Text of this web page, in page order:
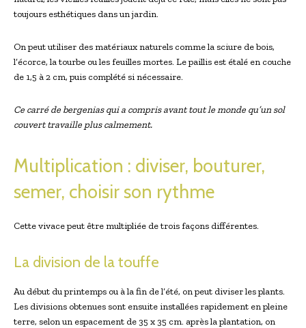
toujours esthétiques dans un jardin.
On peut utiliser des matériaux naturels comme la sciure de bois,
l’écorce, la tourbe ou les feuilles mortes. Le paillis est étalé en⁢ couche
de 1,5 à 2⁤ cm, puis complété si nécessaire.
Ce carré de bergenias qui a compris avant tout ⁣le​ monde qu’un sol
couvert travaille plus calmement.
Multiplication : diviser, bouturer,⁣
semer, choisir son rythme
Cette vivace peut être multipliée de trois façons différentes.
La‌ division de la touffe
Au début du printemps ou à la fin de l’été, on peut diviser les plants.
Les divisions obtenues ⁤sont ensuite installées rapidement en pleine
terre, selon un espacement de 35 x 35 cm. après la plantation, on‍